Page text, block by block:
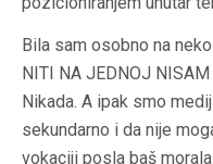
Bila sam osobno na
NITI NA JEDNOJ NISAM
Nikada. A ipak smo
sekundarno i da nije
vokaciji posla baš